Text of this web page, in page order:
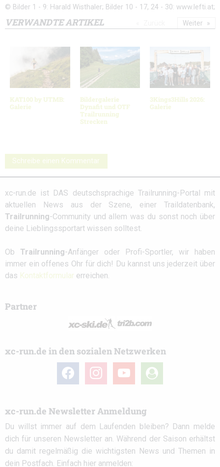
© Bilder 1 - 9: Harald Wisthaler; Bilder 10 - 17, 24 - 30: www.lefti.at;
VERWANDTE ARTIKEL
KAT100 by UTMB:
Galerie
Bildergalerie
Dynafit und OTF
Trailrunning
Strecken
3Kings3Hills 2026:
Galerie
Weiter
Schreibe einen Kommentar
xc-run.de ist DAS deutschsprachige Trailrunning-Portal mit
aktuellen News aus der Szene, einer Traildatenbank,
Trailrunning-Community und allem was du sonst noch über
deine Lieblingssportart wissen solltest.
Ob Trailrunning-Anfänger oder Profi-Sportler, wir haben
immer ein offenes Ohr für dich! Du kannst uns jederzeit über
das Kontaktformular erreichen.
Partner
xc-run.de in den sozialen Netzwerken
facebook instagramyoutube
user-
circle
xc-run.de Newsletter Anmeldung
Du willst immer auf dem Laufenden bleiben? Dann melde
dich für unseren Newsletter an. Während der Saison erhältst
du damit regelmäßig die wichtigsten News und Themen in
dein Postfach. Einfach hier anmelden: